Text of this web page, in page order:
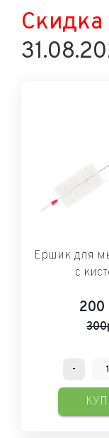
Скидка
Ершик для
с
200
-